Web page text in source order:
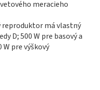
meracieho
reproduktor má vlastný
D; 500 W pre basový a
pre výškový